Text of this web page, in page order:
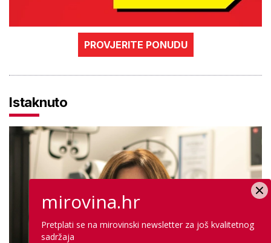
PROVJERITE PONUDU
Istaknuto
mirovina.hr
Pretplati se na mirovinski newsletter za još kvalitetnog
sadržaja